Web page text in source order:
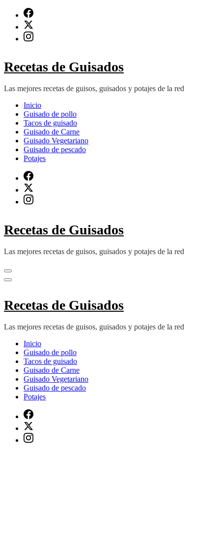
contenido
(presiona
Recetas de Guisados
Las mejores recetas de guisos, guisados y potajes de la red
Inicio
Guisado de pollo
Tacos de guisado
Guisado de Carne
Guisado Vegetariano
Guisado de pescado
Potajes
Recetas de Guisados
Las mejores recetas de guisos, guisados y potajes de la red
Recetas de Guisados
Las mejores recetas de guisos, guisados y potajes de la red
Inicio
Guisado de pollo
Tacos de guisado
Guisado de Carne
Guisado Vegetariano
Guisado de pescado
Potajes